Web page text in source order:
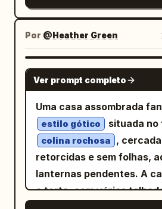
Por @Heather Green
Ver prompt completo
Uma casa assombrada
estilo gótico situada no
colina rochosa
,
retorcidas e sem folhas,
lanternas pendentes. A
e torta, com vários